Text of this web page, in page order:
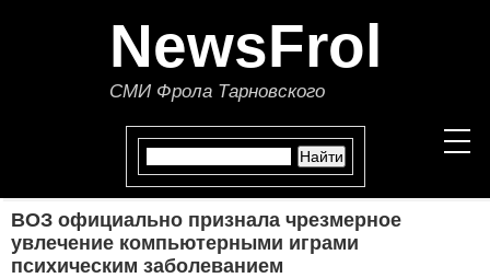
NewsFrol
СМИ Фрола Тарновского
НОВОСТИ
ВОЗ официально признала чрезмерное
увлечение компьютерными играми
психическим заболеванием